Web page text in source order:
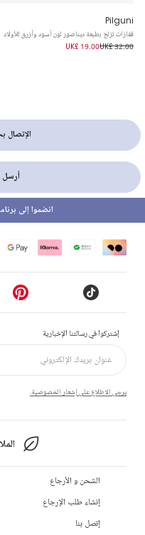
Pilguni
قفازات تزلج بطبعة ديناصور لون أسود وأزرق للأولاد
UK£ 32.00
UK£ 19.00
الإتصال
أرسل
إشتركوا في رسالتنا الإخبارية
يرجى الاطلاع على إشعار الخصوصية.
انضموا إلى
الشحن و الأرجاع
إنشاء طلب الإرجاع
إتصل بنا